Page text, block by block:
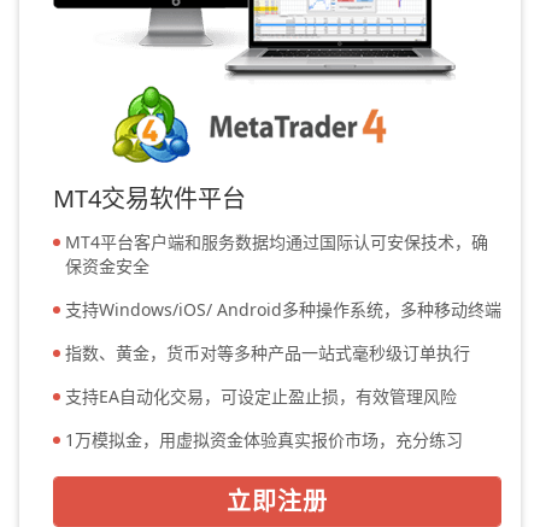
MT4交易软件平台
MT4平台客户端和服务数据均通过国际认可安保技术，确
保资金安全
支持Windows/iOS/ Android多种操作系统，多种移动终端
指数、黄金，货币对等多种产品一站式毫秒级订单执行
支持EA自动化交易，可设定止盈止损，有效管理风险
1万模拟金，用虚拟资金体验真实报价市场，充分练习
立即注册